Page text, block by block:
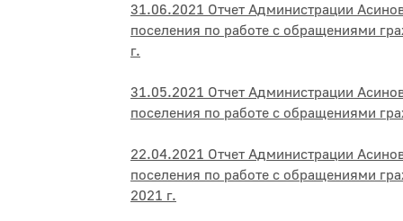
31.06.2021 Отчет Администрации
поселения по работе с обращениями
г.
31.05.2021 Отчет Администрации
поселения по работе с обращениями
22.04.2021 Отчет Администрации
поселения по работе с обращениями
2021 г.